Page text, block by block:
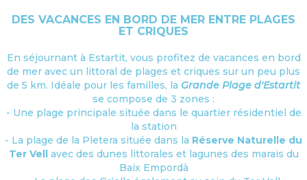
DES VACANCES EN BORD DE MER ENTRE PLAGES
ET CRIQUES
En séjournant à Estartit, vous profitez de vacances en bord
de mer avec un littoral de plages et criques sur un peu plus
de 5 km. Idéale pour les familles, la Grande Plage d'Estartit
se compose de 3 zones :
- Une plage principale située dans le quartier résidentiel de
la station
- La plage de la Pletera située dans la Réserve Naturelle du
Ter Vellavec des dunes littorales et lagunes des marais du
Baix Empordà